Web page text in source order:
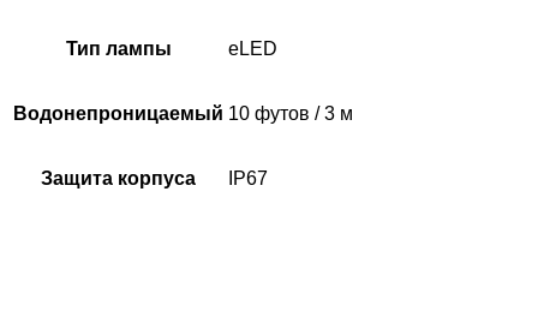
Тип лампы eLED
Водонепроницаемый 10 футов / 3 м
Защита корпуса IP67